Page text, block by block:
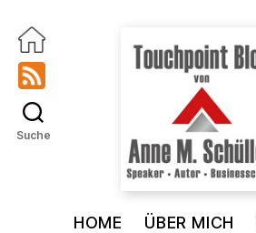
Touchpoint
Blog
HOME ÜBER MICH
Suche